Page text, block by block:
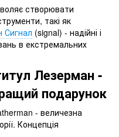
створювати
такі як
Сигнал (signal) - надійні і
в екстремальних
Лезерман -
подарунок
- величезна
Концепція